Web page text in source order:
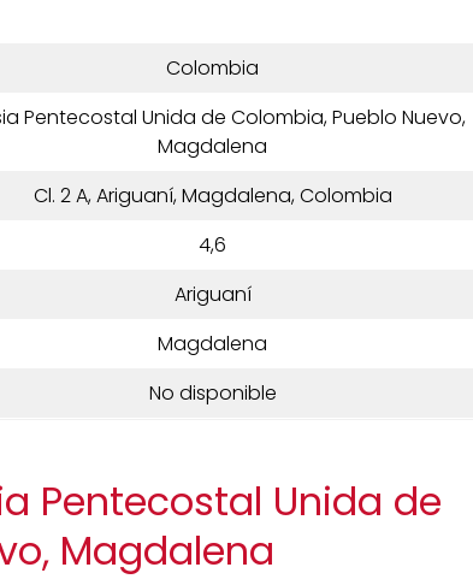
Colombia
Pentecostal Unida de Colombia, Pueblo Nuevo,
Magdalena
Cl. 2 A, Ariguaní, Magdalena, Colombia
4,6
Ariguaní
Magdalena
No disponible
Pentecostal Unida de
Magdalena